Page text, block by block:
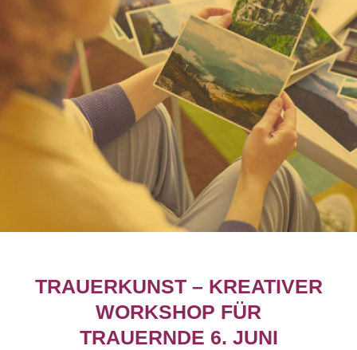
TRAUERKUNST – KREATIVER
WORKSHOP FÜR
TRAUERNDE 6. JUNI